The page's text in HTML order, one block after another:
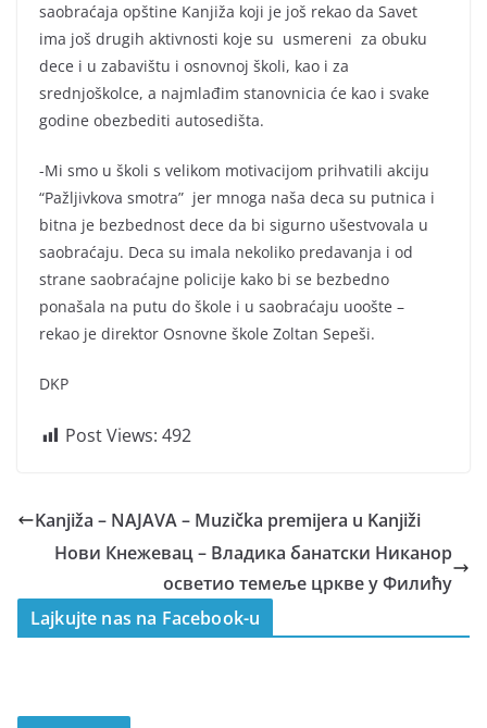
saobraćaja opštine Kanjiža koji je još rekao da Savet
ima još drugih aktivnosti koje su usmereni za obuku
dece i u zabavištu i osnovnoj školi, kao i za
srednjoškolce, a najmlađim stanovnicia će kao i svake
godine obezbediti autosedišta.
-Mi smo u školi s velikom motivacijom prihvatili akciju
“Pažljivkova smotra” jer mnoga naša deca su putnica i
bitna je bezbednost dece da bi sigurno ušestvovala u
saobraćaju. Deca su imala nekoliko predavanja i od
strane saobraćajne policije kako bi se bezbedno
ponašala na putu do škole i u saobraćaju uoošte –
rekao je direktor Osnovne škole Zoltan Sepeši.
DKP
Post Views: 492
Kanjiža – NAJAVA – Muzička premijera u Kanjiži
Нови Кнежевац – Владика банатски Никанор
осветио темеље цркве у Филићу
Lajkujte nas na Facebook-u